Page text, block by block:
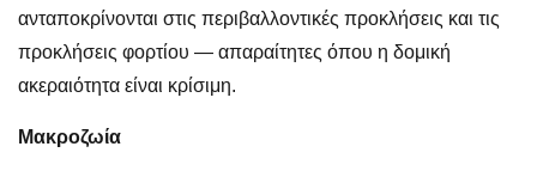
ανταποκρίνονται στις περιβαλλοντικές προκλήσεις και τις
προκλήσεις φορτίου — απαραίτητες όπου η δομική
ακεραιότητα είναι κρίσιμη.
Μακροζωία